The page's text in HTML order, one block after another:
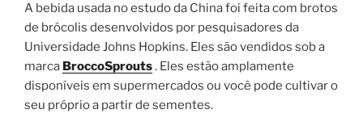
A bebida usada no estudo da China foi feita com brotos
de brócolis desenvolvidos por pesquisadores da
Universidade Johns Hopkins. Eles são vendidos sob a
marca BroccoSprouts. Eles estão amplamente
disponíveis em supermercados ou você pode cultivar o
seu próprio a partir de sementes.